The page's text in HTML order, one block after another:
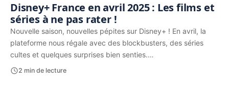
Disney+ France en avril 2025 : Les films et
séries à ne pas rater !
Nouvelle saison, nouvelles pépites sur Disney+ ! En avril, la
plateforme nous régale avec des blockbusters, des séries
cultes et quelques surprises bien senties.…
2 min de lecture